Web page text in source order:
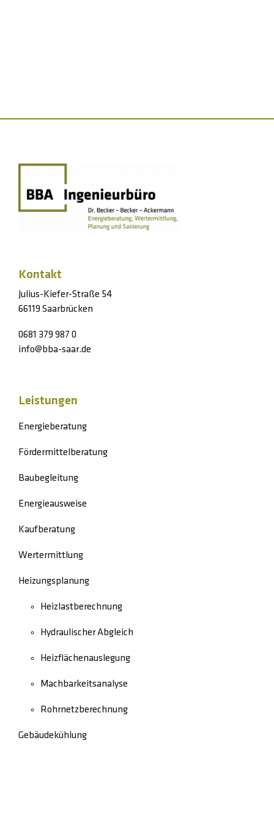
Kontakt
Julius-Kiefer-Straße 54
66119 Saarbrücken
0681 379 987 0
info@bba-saar.de
Leistungen
Energieberatung
Fördermittelberatung
Baubegleitung
Energieausweise
Kaufberatung
Wertermittlung
Heizungsplanung
Heizlastberechnung
Hydraulischer Abgleich
Heizflächenauslegung
Machbarkeitsanalyse
Rohrnetzberechnung
Gebäudekühlung